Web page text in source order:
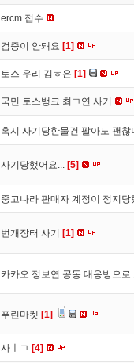
ercm 접수
검증이 안돼요 [1]
토스 우리 김ㅎ은 [1]
국민 토스뱅크 최ㄱ연 사기
혹시 사기당한물건 팔아도 괜찮
사기당했어요... [5]
중고나라 판매자 계정이 정지당
번개장터 사기 [1]
카카오 정보연 공동 대응방으로
푸린마켓 [1]
사ㅣㄱ [4]